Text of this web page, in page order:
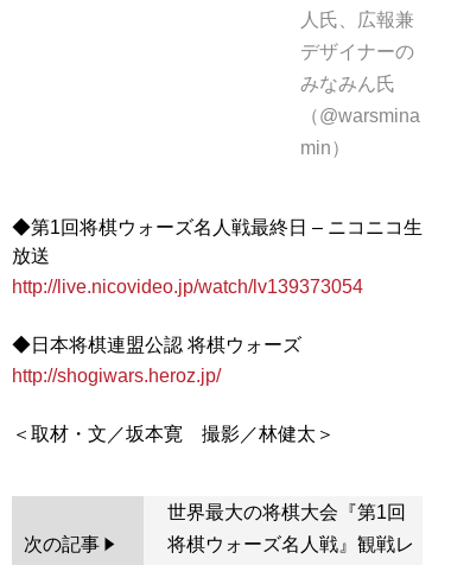
人氏、広報兼
デザイナーの
みなみん氏
（@warsmina
min）
◆第1回将棋ウォーズ名人戦最終日 – ニコニコ生
http://live.nicovideo.jp/watch/lv139373054
http://shogiwars.heroz.jp/
次の記事
世界最大の将棋大会『第1回
将棋ウォーズ名人戦』観戦レ